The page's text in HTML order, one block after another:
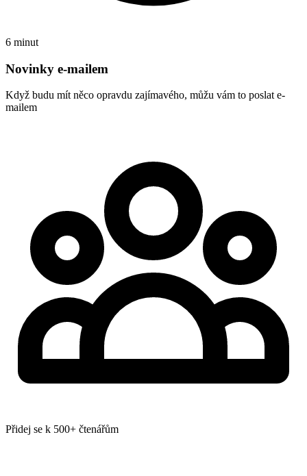
6 minut
Novinky e-mailem
Když budu mít něco opravdu zajímavého, můžu vám to poslat e-
mailem
Přidej se k 500+ čtenářům